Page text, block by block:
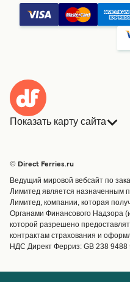
Показать карту сайта
Страны
Обслуживание клиентов
Операторы
Маршруты и порты
Special Offers
Предлагает
Паромные билеты
© Direct Ferries.ru
Ведущий мировой вебсайт по
Лимитед является назначенным
Лимитед, компании, которая
Органами Финансового Надзора
которой разрешено
контрактам страхования и
НДС Директ Ферриз: GB 238 9488